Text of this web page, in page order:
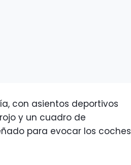
con asientos deportivos
y un cuadro de
para evocar los coches